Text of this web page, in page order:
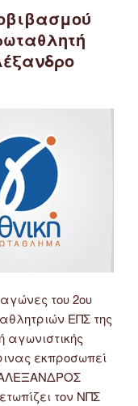
του 2ου
ΕΠΣ της
αγωνιστικής
εκπροσωπεί
τον ΝΠΣ